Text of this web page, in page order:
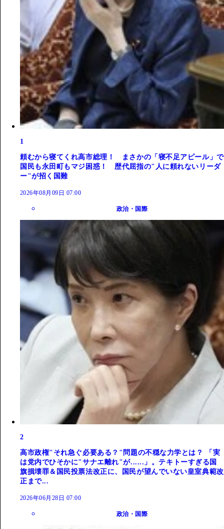
1
頼むから寝てくれ高市総理！ まさかの「寝不足アピール」で
国民も永田町もマジ困惑！ 歴代屈指の"人に頼れないリーダ
ー"が招く国難
2026年08月09日 07:00
政治・国際
2
高市政権"それ急ぐ必要ある？"問題の不穏な力学とは？ 「実
は党内でひそかに"サナエ離れ"が......」。テキトーすぎる国
旗損壊罪＆国民投票法改正に、国民が望んでいない皇室典範改
正まで...
2026年06月28日 07:00
政治・国際